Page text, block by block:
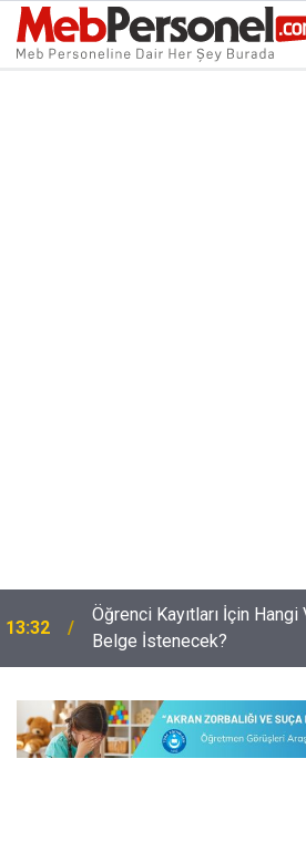
13:32
Öğrenci Kayıtları İçin
Belge İstenecek?